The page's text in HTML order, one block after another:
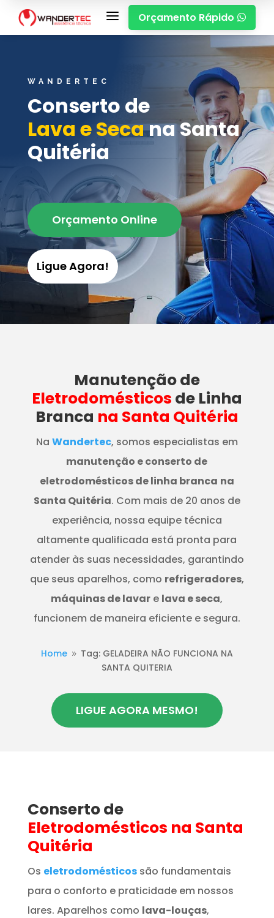
a Orçamento Rápido 
WANDERTEC
Conserto de
Lava e Secana Santa
Quitéria
Orçamento Online
Ligue Agora!
Manutençãode
Eletrodomésticos de Linha
Branca na Santa Quitéria
Na Wandertec, somos especialistas em
manutenção e conserto de
eletrodomésticos de linha branca na
Santa Quitéria. Com mais de 20 anos de
experiência, nossa equipe técnica
altamente qualificada está pronta para
atender às suas necessidades, garantindo
que seus aparelhos, como refrigeradores,
máquinas de lavar e lava e seca,
funcionem de maneira eficiente e segura.
Home 9 Tag: GELADEIRA NÃO FUNCIONA NA
SANTA QUITERIA
LIGUE AGORA MESMO!
Conserto de
Eletrodomésticos na Santa
Quitéria
Os eletrodomésticos são fundamentais
para o conforto e praticidade em nossos
lares. Aparelhos como lava-louças,